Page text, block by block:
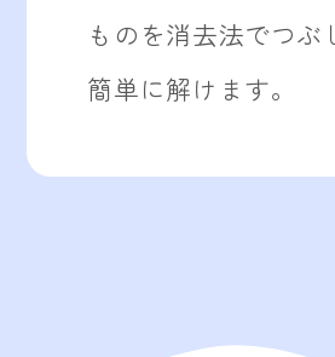
ものを消去法でつぶ
簡単に解けます。